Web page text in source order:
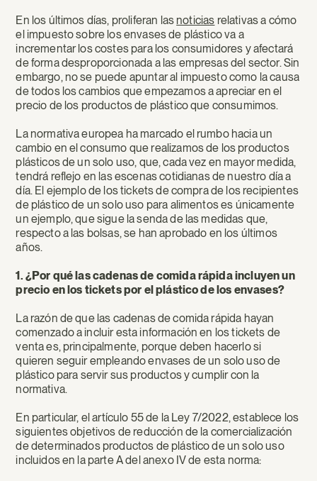
En los últimos días, proliferan las noticias relativas a cómo
el impuesto sobre los envases de plástico va a
incrementar los costes para los consumidores y afectará
de forma desproporcionada a las empresas del sector. Sin
embargo, no se puede apuntar al impuesto como la causa
de todos los cambios que empezamos a apreciar en el
precio de los productos de plástico que consumimos.
La normativa europea ha marcado el rumbo hacia un
cambio en el consumo que realizamos de los productos
plásticos de un solo uso, que, cada vez en mayor medida,
tendrá reflejo en las escenas cotidianas de nuestro día a
día. El ejemplo de los tickets de compra de los recipientes
de plástico de un solo uso para alimentos es únicamente
un ejemplo, que sigue la senda de las medidas que,
respecto a las bolsas, se han aprobado en los últimos
años.
1. ¿Por qué las cadenas de comida rápida incluyen un
precio en los tickets por el plástico de los envases?
La razón de que las cadenas de comida rápida hayan
comenzado a incluir esta información en los tickets de
venta es, principalmente, porque deben hacerlo si
quieren seguir empleando envases de un solo uso de
plástico para servir sus productos y cumplir con la
normativa.
En particular, el artículo 55 de la Ley 7/2022, establece los
siguientes objetivos de reducción de la comercialización
de determinados productos de plástico de un solo uso
incluidos en la parte A del anexo IV de esta norma: